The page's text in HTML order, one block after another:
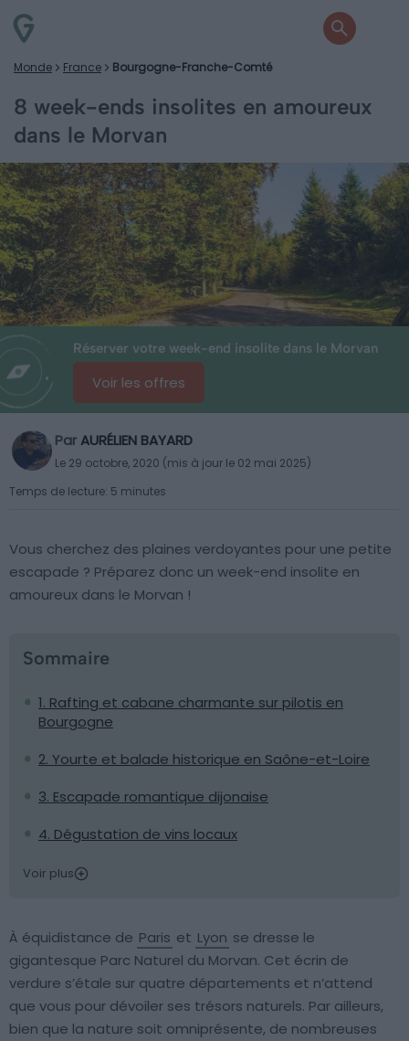
Monde France Bourgogne-Franche-Comté
8 week-ends insolites en amoureux
dans le Morvan
Réserver votre week-end insolite dans le Morvan
Voir les offres
ParAURÉLIEN BAYARD
Le 29 octobre, 2020 (mis à jour le 02 mai 2025)
Temps de lecture: 5 minutes
Vous cherchez des plaines verdoyantes pour une petite
escapade ? Préparez donc un week-end insolite en
amoureux dans le Morvan !
Sommaire
1. Rafting et cabane charmante sur pilotis en
Bourgogne
2. Yourte et balade historique en Saône-et-Loire
3. Escapade romantique dijonaise
4. Dégustation de vins locaux
Voir plus
À équidistance de Paris et Lyon se dresse le
gigantesque Parc Naturel du Morvan. Cet écrin de
verdure s’étale sur quatre départements et n’attend
que vous pour dévoiler ses trésors naturels. Par ailleurs,
bien que la nature soit omniprésente, de nombreuses